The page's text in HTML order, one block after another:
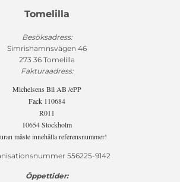
Tomelilla
Besöksadress:
Simrishamnsvägen 46
273 36 Tomelilla
Fakturaadress:
Michelsens Bil AB /ePP
Fack 110684
R011
10654 Stockholm
måste innehålla referensnummer!
556225-9142
Öppettider: